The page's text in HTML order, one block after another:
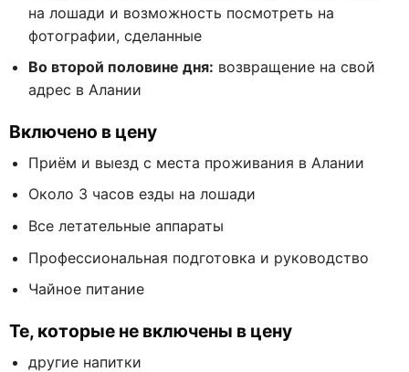
на лошади и возможность посмотреть на
фотографии, сделанные
Во второй половине дня: возвращение на свой
адрес в Алании
Включено в цену
Приём и выезд с места проживания в Алании
Около 3 часов езды на лошади
Все летательные аппараты
Профессиональная подготовка и руководство
Чайное питание
Те, которые не включены в цену
другие напитки